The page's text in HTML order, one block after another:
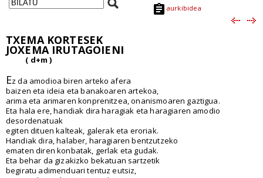
aurkibidea
TXEMA KORTESEK
JOXEMA IRUTAGOIENI
( d+m )
Ez da amodioa biren arteko afera
baizen eta ideia eta banakoaren artekoa,
arima eta arimaren konprenitzea, onanismoaren gaztigua.
Eta hala ere, handiak dira haragiak eta haragiaren amodio
desordenatuak
egiten dituen kalteak, galerak eta eroriak.
Handiak dira, halaber, haragiaren bentzutzeko
ematen diren konbatak, gerlak eta gudak.
Eta behar da gizakizko bekatuan sartzetik
begiratu adimenduari tentuz eutsiz,